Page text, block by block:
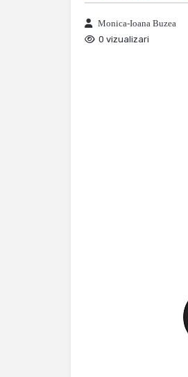
Monica-Ioana Buzea
0 vizualizari